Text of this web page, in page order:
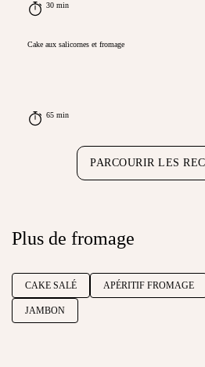
30 min
Cake aux salicornes et fromage
65 min
PARCOURIR LES
Plus de fromage
CAKE SALÉ APÉRITIF FROMAGE
JAMBON